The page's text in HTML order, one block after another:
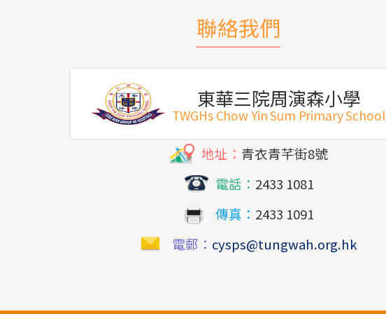
聯絡我們
東華三院周演森小學
TWGHs Chow Yin Sum Primary School
地址： 青衣青芊街8號
電話： 2433 1081
傳真： 2433 1091
電郵： cysps@tungwah.org.hk